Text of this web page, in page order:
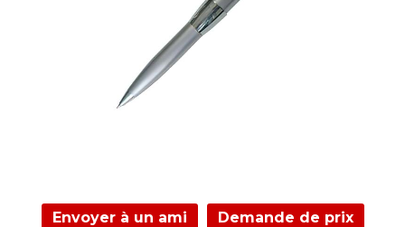
Envoyer à un ami Demande de prix